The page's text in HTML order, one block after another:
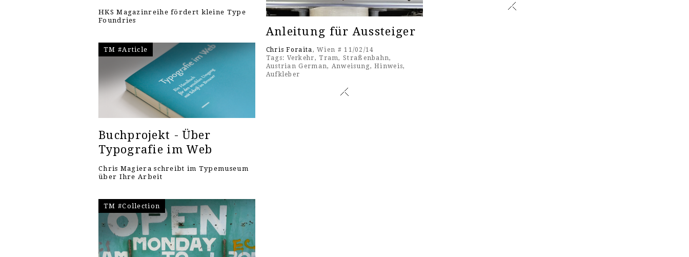
Anleitung für Aussteiger
Chris Foraita, Wien # 11/02/14
Tags: Verkehr,Tram,Straßenbahn,
Austrian German, Anweisung,Hinweis,
Aufkleber
HKS Magazinreihe fördert kleine Type
Foundries
TM #Article
Buchprojekt - Über
Typografie im Web
Chris Magiera schreibt im Typemuseum
über Ihre Arbeit
TM #Collection